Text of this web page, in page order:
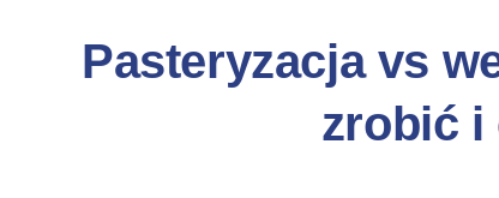
Pasteryzacja vs
zrobić i